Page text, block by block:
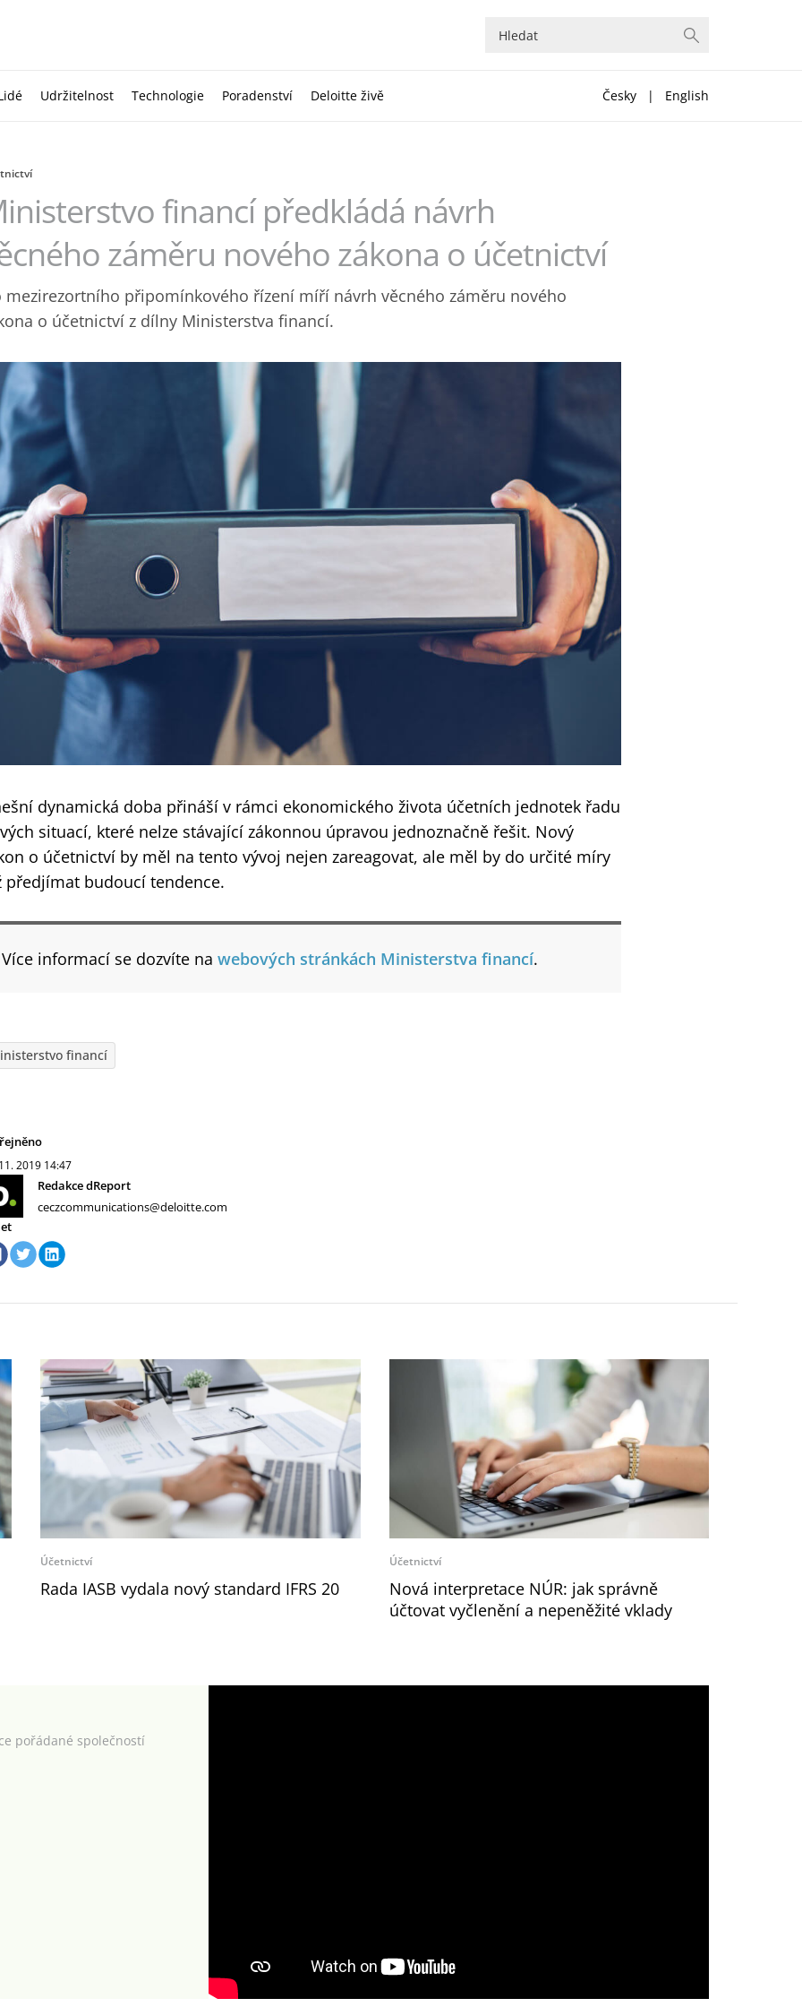
Udržitelnost Technologie Poradenství Deloitte živě Česky | English
financí předkládá návrh
záměru nového zákona o účetnictví
mezirezortního připomínkového řízení míří návrh věcného záměru nového
o účetnictví z dílny Ministerstva financí.
dynamická doba přináší v rámci ekonomického života účetních jednotek řadu
situací, které nelze stávající zákonnou úpravou jednoznačně řešit. Nový
o účetnictví by měl na tento vývoj nejen zareagovat, ale měl by do určité míry
předjímat budoucí tendence.
Více informací se dozvíte na webových stránkách Ministerstva financí.
financí
2019 14:47
Redakce dReport
ceczcommunications@deloitte.com
Účetnictví
Rada IASB vydala nový standard IFRS 20
Účetnictví
Nová interpretace NÚR: jak správně
účtovat vyčlenění a nepeněžité vklady
pořádané společností